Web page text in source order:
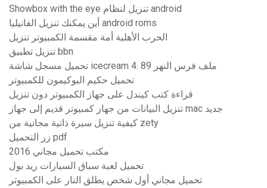
Showbox with the eye تنزيل لنظام android
أين يمكنك تنزيل الفانيليا android roms
الحرب الأهلية أمة مقسمة الكمبيوتر تنزيل
تنزيل تطبيق bbn
تحميل مسجل شاشة icecream 4. 89 ملف فرس النهر
تحميل حكيم البوكيمون للكمبيوتر
قراءة كتب كيندل على جهاز الكمبيوتر دون تنزيل
تنزيل البيانات من جهاز كمبيوتر قديم إلى جهاز mac جديد
كيفية تنزيل سيرة ذاتية مجانية من zety
زر التحميل pdf
2016 مكتب تحميل مجاني
تحميل لعبة سباق السيارات ريد بول
تحميل مجاني أول شخص يطلق النار على الكمبيوتر